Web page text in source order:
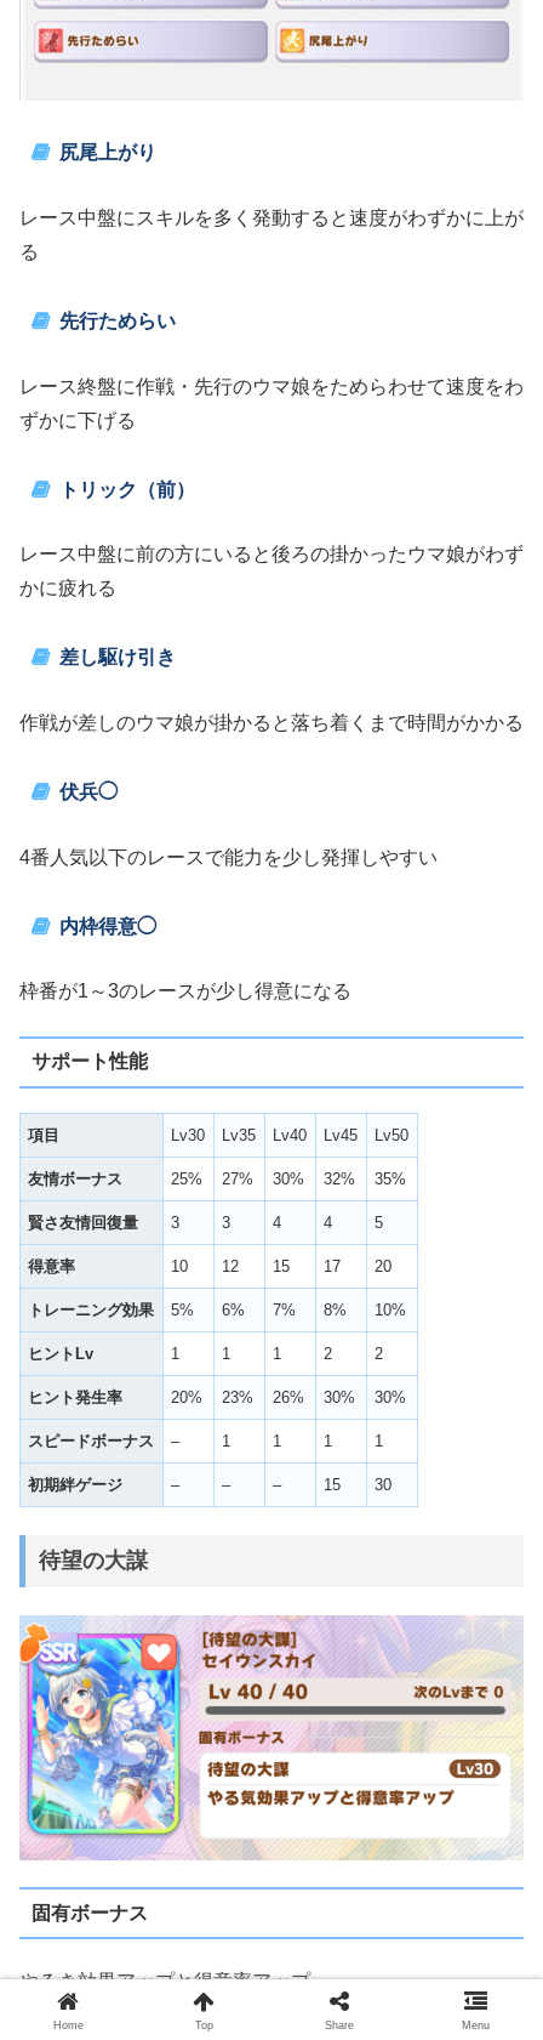
尻尾上がり
レース中盤にスキルを多く発動すると速度がわずかに上が
る
先行ためらい
レース終盤に作戦・先行のウマ娘をためらわせて速度をわ
ずかに下げる
トリック（前）
レース中盤に前の方にいると後ろの掛かったウマ娘がわず
かに疲れる
差し駆け引き
作戦が差しのウマ娘が掛かると落ち着くまで時間がかかる
伏兵◯
4番人気以下のレースで能力を少し発揮しやすい
内枠得意◯
枠番が1～3のレースが少し得意になる
サポート性能
項目 Lv30 Lv35 Lv40 Lv45 Lv50
友情ボーナス 25% 27% 30% 32% 35%
賢さ友情回復量 3 3 4 4 5
得意率 10 12 15 17 20
トレーニング効果 5% 6% 7% 8% 10%
ヒントLv 1 1 1 2 2
ヒント発生率 20% 23% 26% 30% 30%
スピードボーナス – 1 1 1 1
初期絆ゲージ – – – 15 30
待望の大謀
固有ボーナス
やるき効果アップと得意率アップ
Home Top Share Menu